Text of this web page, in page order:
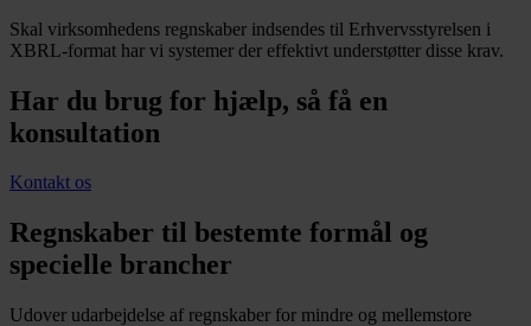
Skal virksomhedens regnskaber indsendes til Erhvervsstyrelsen i
XBRL-format har vi systemer der effektivt understøtter disse krav.
Har du brug for hjælp, så få en
konsultation
Kontakt os
Regnskaber til bestemte formål og
specielle brancher
Udover udarbejdelse af regnskaber for mindre og mellemstore